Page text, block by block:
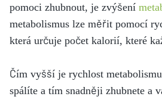
pomoci zhubnout, je zvýšení
metabolismus lze měřit pomocí
která určuje počet kalorií, které
Čím vyšší je rychlost
spálíte a tím snadněji zhubnete a